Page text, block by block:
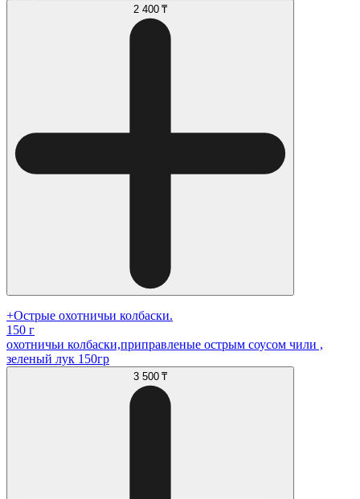
2 400 ₸
+Острые охотничьи колбаски.
150 г
охотничьи колбаски,приправленые острым соусом чили ,
зеленый лук 150гр
3 500 ₸